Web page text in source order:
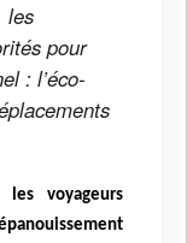
les
pour
: l’éco-
voyageurs